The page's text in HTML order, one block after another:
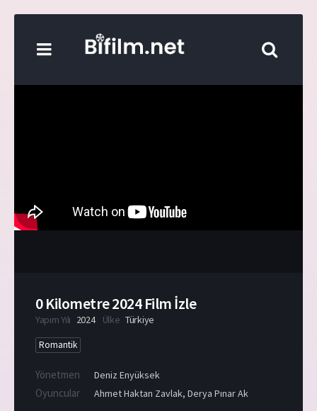
0 Kilometre 2024 Film İzle
Yapım Yılı 2024 Ülke Türkiye
Romantik
Yönetmen Deniz Enyüksek
Oyuncular Ahmet Haktan Zavlak, Derya Pınar Ak